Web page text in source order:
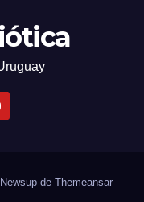
de Themeansar